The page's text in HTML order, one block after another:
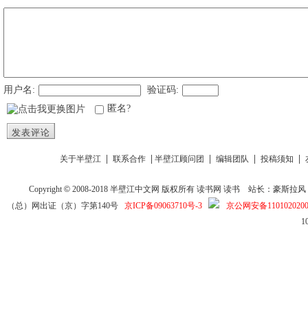
用户名:
验证码:
匿名?
发表评论
关于半壁江 联系合作 半壁江顾问团 编辑团队 投稿须知
Copyright © 2008-2018半壁江中文网 版权所有读书网 读书
站长：豪斯拉风
（总）网出证（京）字第140号 京ICP备09063710号-3
京公网安备